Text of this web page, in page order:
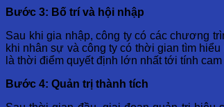
Bước 3: Bố trí và hội nhập
Sau khi gia nhập, công ty có các chương
khi nhân sự và công ty có thời gian tìm
là thời điểm quyết định lớn nhất tới tính
Bước 4: Quản trị thành tích